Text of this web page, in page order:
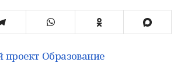
Образование